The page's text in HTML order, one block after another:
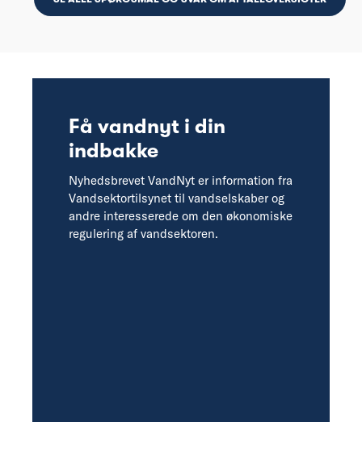
Få vandnyt i din
indbakke
Nyhedsbrevet VandNyt er information fra
Vandsektortilsynet til vandselskaber og
andre interesserede om den økonomiske
regulering af vandsektoren.